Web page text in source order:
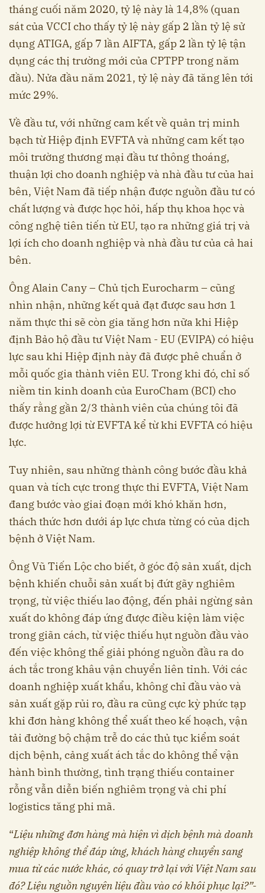
tháng cuối năm 2020, tỷ lệ này là 14,8% (quan
sát của VCCI cho thấy tỷ lệ này gấp 2 lần tỷ lệ sử
dụng ATIGA, gấp 7 lần AIFTA, gấp 2 lần tỷ lệ tận
dụng các thị trường mới của CPTPP trong năm
đầu). Nửa đầu năm 2021, tỷ lệ này đã tăng lên tới
mức 29%.
Về đầu tư, với những cam kết về quản trị minh
bạch từ Hiệp định EVFTA và những cam kết tạo
môi trường thương mại đầu tư thông thoáng,
thuận lợi cho doanh nghiệp và nhà đầu tư của hai
bên, Việt Nam đã tiếp nhận được nguồn đầu tư có
chất lượng và được học hỏi, hấp thụ khoa học và
công nghệ tiên tiến từ EU, tạo ra những giá trị và
lợi ích cho doanh nghiệp và nhà đầu tư của cả hai
bên.
Ông Alain Cany – Chủ tịch Eurocharm – cũng
nhìn nhận, những kết quả đạt được sau hơn 1
năm thực thi sẽ còn gia tăng hơn nữa khi Hiệp
định Bảo hộ đầu tư Việt Nam - EU (EVIPA) có hiệu
lực sau khi Hiệp định này đã được phê chuẩn ở
mỗi quốc gia thành viên EU. Trong khi đó, chỉ số
niềm tin kinh doanh của EuroCham (BCI) cho
thấy rằng gần 2/3 thành viên của chúng tôi đã
được hưởng lợi từ EVFTA kể từ khi EVFTA có hiệu
lực.
Tuy nhiên, sau những thành công bước đầu khả
quan và tích cực trong thực thi EVFTA, Việt Nam
đang bước vào giai đoạn mới khó khăn hơn,
thách thức hơn dưới áp lực chưa từng có của dịch
bệnh ở Việt Nam.
Ông Vũ Tiến Lộc cho biết, ở góc độ sản xuất, dịch
bệnh khiến chuỗi sản xuất bị đứt gãy nghiêm
trọng, từ việc thiếu lao động, đến phải ngừng sản
xuất do không đáp ứng được điều kiện làm việc
trong giãn cách, từ việc thiếu hụt nguồn đầu vào
đến việc không thể giải phóng nguồn đầu ra do
ách tắc trong khâu vận chuyển liên tỉnh. Với các
doanh nghiệp xuất khẩu, không chỉ đầu vào và
sản xuất gặp rủi ro, đầu ra cũng cực kỳ phức tạp
khi đơn hàng không thể xuất theo kế hoạch, vận
tải đường bộ chậm trễ do các thủ tục kiểm soát
dịch bệnh, cảng xuất ách tắc do không thể vận
hành bình thường, tình trạng thiếu container
rỗng vẫn diễn biến nghiêm trọng và chi phí
logistics tăng phi mã.
“Liệu những đơn hàng mà hiện vì dịch bệnh mà doanh
nghiệp không thể đáp ứng, khách hàng chuyển sang
mua từ các nước khác, có quay trở lại với Việt Nam sau
đó? Liệu nguồn nguyên liệu đầu vào có khôi phục lại?”-